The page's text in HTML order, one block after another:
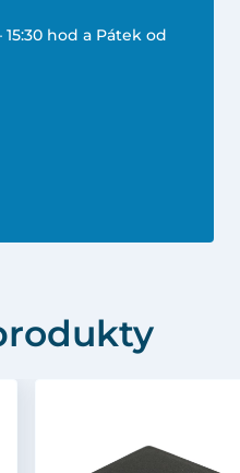
hod a Pátek od